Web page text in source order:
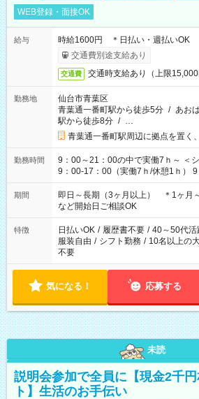
WEB登録・面接OK
給与
時給1600円 ＊日払い・週払いOK
交通費別途支給あり
交通費 交通時支給あり（上限15,000
勤務地
仙台市青葉区
青葉通一番町駅から徒歩5分 / あお
駅から徒歩8分 / …
青葉通一番町駅周辺に拠点を置く
勤務時間
9：00～21：00の中で実働7ｈ～ ＜シフト例＞ ●終わりも早め派
9：00-17：00（実働7ｈ/休憩1ｈ）
憩1ｈ） 10：00-19：00（実働8ｈ/休憩1ｈ） ●
11：00-20：00（実働8ｈ/休憩1ｈ）
休憩1ｈ） 12：00-21：00（実働8ｈ/
00（実働8ｈ/休憩1ｈ） ＊時間
期間
即日～長期（3ヶ月以上） ＊1ヶ月
など開始日ご相談OK
特徴 日払いOK / 履歴書不要 / 40～50代活
服装自由 / シフト勤務 / 10名以上の
不要
気になる！ 応募する
未読
説明会参加で全員に【現金2千
ト】生活のお手伝い